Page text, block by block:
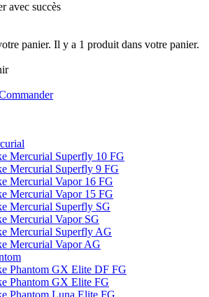
avec succès
panier. Il y a 1 produit dans votre panier.
Mercurial Superfly 10 FG
Mercurial Superfly 9 FG
Mercurial Vapor 16 FG
Mercurial Vapor 15 FG
Mercurial Superfly SG
Mercurial Vapor SG
Mercurial Superfly AG
Mercurial Vapor AG
Phantom GX Elite DF FG
Phantom GX Elite FG
Phantom Luna Elite FG